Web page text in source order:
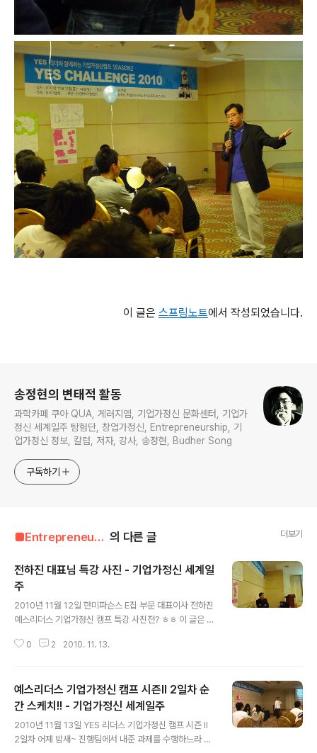
이 글은 스프링노트에서 작성되었습니다.
송정현의 변태적 활동
과학카페 쿠아 QUA, 게러지엠, 기업가정신 문화센터, 기업가
정신 세계일주 탐험단, 창업가정신, Entrepreneurship, 기
업가정신 정보, 칼럼, 저자, 강사, 송정현, Budher Song
구독하기
■Entrepreneur■■■/Entrepreneur's Way 의 다른 글 더보기
전하진 대표님 특강 사진 - 기업가정신 세계일
주
2010년 11월 12일 한미파슨스 E집 부문 대표이사 전하진
예스리더스 기업가정신 캠프 특강 사진전? ㅎㅎ 이 글은 스
0 2 2010. 11. 13.
예스리더스 기업가정신 캠프 시즌II 2일차 순
간 스케치!! - 기업가정신 세계일주
2010년 11월 13일 YES 리더스 기업가정신 캠프 시즌 II
2일차 어제 밤새~ 진행팀에서 내준 과제를 수행하느라 밤